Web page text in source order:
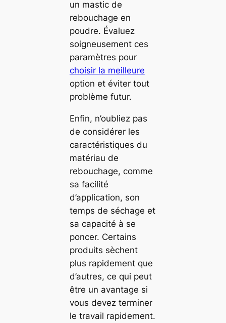
un mastic de
rebouchage en
poudre. Évaluez
soigneusement ces
paramètres pour
choisir la meilleure
option et éviter tout
problème futur.
Enfin, n’oubliez pas
de considérer les
caractéristiques du
matériau de
rebouchage, comme
sa facilité
d’application, son
temps de séchage et
sa capacité à se
poncer. Certains
produits sèchent
plus rapidement que
d’autres, ce qui peut
être un avantage si
vous devez terminer
le travail rapidement.